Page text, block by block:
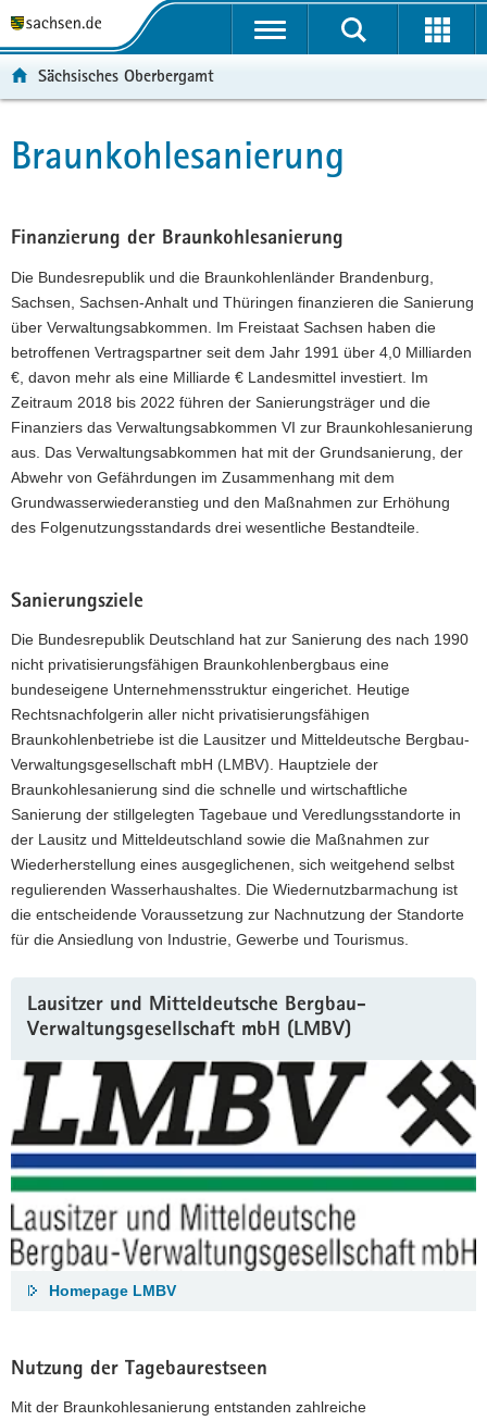
t
ü
r
r
e
i
f
e
n
d
e
N
a
v
a
t
i
o
n
t
n
i
a
t
i
o
n
p
n
l
t
-
r
i
c
h
Sächsisches Oberbergamt
Hauptinhalt
Braunkohlesanierung
Finanzierung der Braunkohlesanierung
Die Bundesrepublik und die Braunkohlenländer Brandenburg,
Sachsen, Sachsen-Anhalt und Thüringen finanzieren die Sanierung
über Verwaltungsabkommen. Im Freistaat Sachsen haben die
betroffenen Vertragspartner seit dem Jahr 1991 über 4,0 Milliarden
€, davon mehr als eine Milliarde € Landesmittel investiert. Im
Zeitraum 2018 bis 2022 führen der Sanierungsträger und die
Finanziers das Verwaltungsabkommen VI zur Braunkohlesanierung
aus. Das Verwaltungsabkommen hat mit der Grundsanierung, der
Abwehr von Gefährdungen im Zusammenhang mit dem
Grundwasserwiederanstieg und den Maßnahmen zur Erhöhung
des Folgenutzungsstandards drei wesentliche Bestandteile.
Sanierungsziele
Die Bundesrepublik Deutschland hat zur Sanierung des nach 1990
nicht privatisierungsfähigen Braunkohlenbergbaus eine
bundeseigene Unternehmensstruktur eingerichet. Heutige
Rechtsnachfolgerin aller nicht privatisierungsfähigen
Braunkohlenbetriebe ist die Lausitzer und Mitteldeutsche Bergbau-
Verwaltungsgesellschaft mbH (LMBV). Hauptziele der
Braunkohlesanierung sind die schnelle und wirtschaftliche
Sanierung der stillgelegten Tagebaue und Veredlungsstandorte in
der Lausitz und Mitteldeutschland sowie die Maßnahmen zur
Wiederherstellung eines ausgeglichenen, sich weitgehend selbst
regulierenden Wasserhaushaltes. Die Wiedernutzbarmachung ist
die entscheidende Voraussetzung zur Nachnutzung der Standorte
für die Ansiedlung von Industrie, Gewerbe und Tourismus.
Lausitzer und Mitteldeutsche Bergbau-
Verwaltungsgesellschaft mbH (LMBV)
Homepage LMBV
Nutzung der Tagebaurestseen
Mit der Braunkohlesanierung entstanden zahlreiche